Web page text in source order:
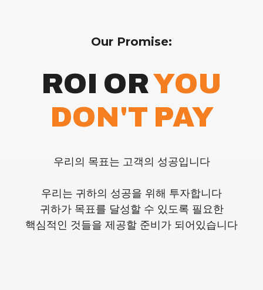
Our Promise:
ROI ORYOU
DON'T PAY
우리의 목표는 고객의 성공입니다
우리는 귀하의 성공을 위해 투자합니다
귀하가 목표를 달성할 수 있도록 필요한
핵심적인 것들을 제공할 준비가 되어있습니다